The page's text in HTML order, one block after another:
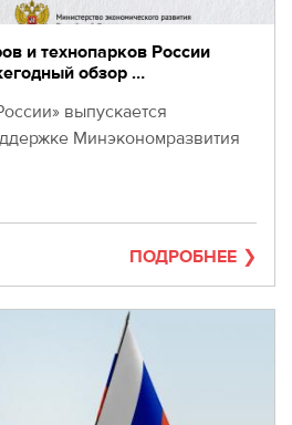
и технопарков России
обзор …
выпускается
Минэкономразвития
ПОДРОБНЕЕ